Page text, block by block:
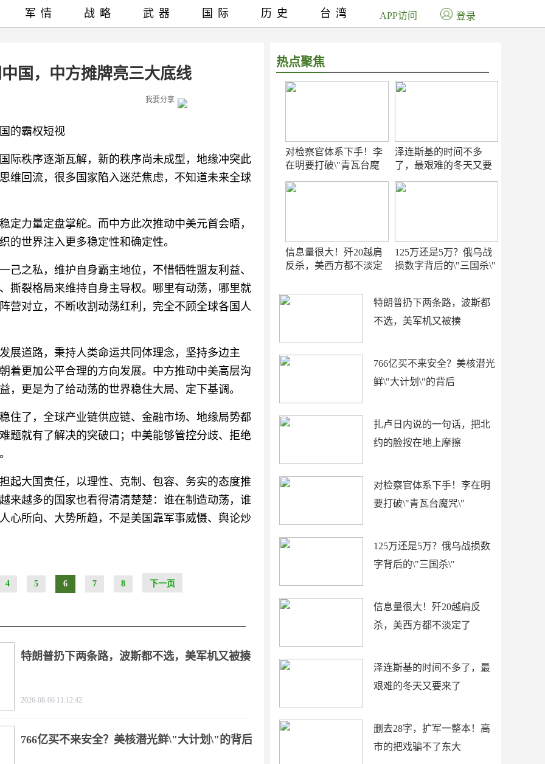
国，中方摊牌亮三大底线
我要分享
的霸权短视
际秩序逐渐瓦解，新的秩序尚未成型，地缘冲突此
维回流，很多国家陷入迷茫焦虑，不知道未来全球
定力量定盘掌舵。而中方此次推动中美元首会晤，
的世界注入更多稳定性和确定性。
己之私，维护自身霸主地位，不惜牺牲盟友利益、
撕裂格局来维持自身主导权。哪里有动荡，哪里就
营对立，不断收割动荡红利，完全不顾全球各国人
展道路，秉持人类命运共同体理念，坚持多边主
着更加公平合理的方向发展。中方推动中美高层沟
更是为了给动荡的世界稳住大局、定下基调。
住了，全球产业链供应链、金融市场、地缘局势都
题就有了解决的突破口；中美能够管控分歧、拒绝
起大国责任，以理性、克制、包容、务实的态度推
来越多的国家也看得清清楚楚：谁在制造动荡，谁
心所向、大势所趋，不是美国靠军事威慑、舆论炒
4 5 6 7 8 下一页
热点聚焦
对检察官体系下手！李
在明要打破\"青瓦台魔
泽连斯基的时间不多
了，最艰难的冬天又要
信息量很大！歼20越肩
反杀，美西方都不淡定
125万还是5万？俄乌战
损数字背后的\"三国杀\"
特朗普扔下两条路，波斯都
不选，美军机又被揍
766亿买不来安全？美核潜光
鲜\"大计划\"的背后
扎卢日内说的一句话，把北
约的脸按在地上摩擦
对检察官体系下手！李在明
要打破\"青瓦台魔咒\"
125万还是5万？俄乌战损数
字背后的\"三国杀\"
信息量很大！歼20越肩反
杀，美西方都不淡定了
泽连斯基的时间不多了，最
艰难的冬天又要来了
删去28字，扩军一整本！高
市的把戏骗不了东大
军情 战略 武器 国际 历史 台湾 APP访问 登录
特朗普扔下两条路，波斯都不选，美军机又被揍
2026-08-06 11:12:42
766亿买不来安全？美核潜光鲜\"大计划\"的背后